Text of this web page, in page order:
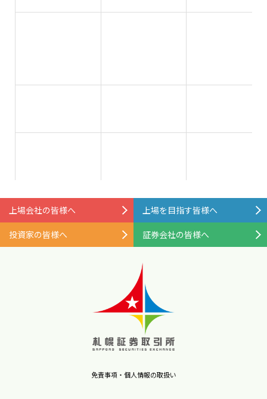
上場会社の皆様へ 上場を目指す皆様へ
投資家の皆様へ 証券会社の皆様へ
免責事項・個人情報の取扱い